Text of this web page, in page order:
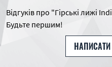
Відгуків про "Гірські лижі
Будьте першим!
НАПИСАТИ